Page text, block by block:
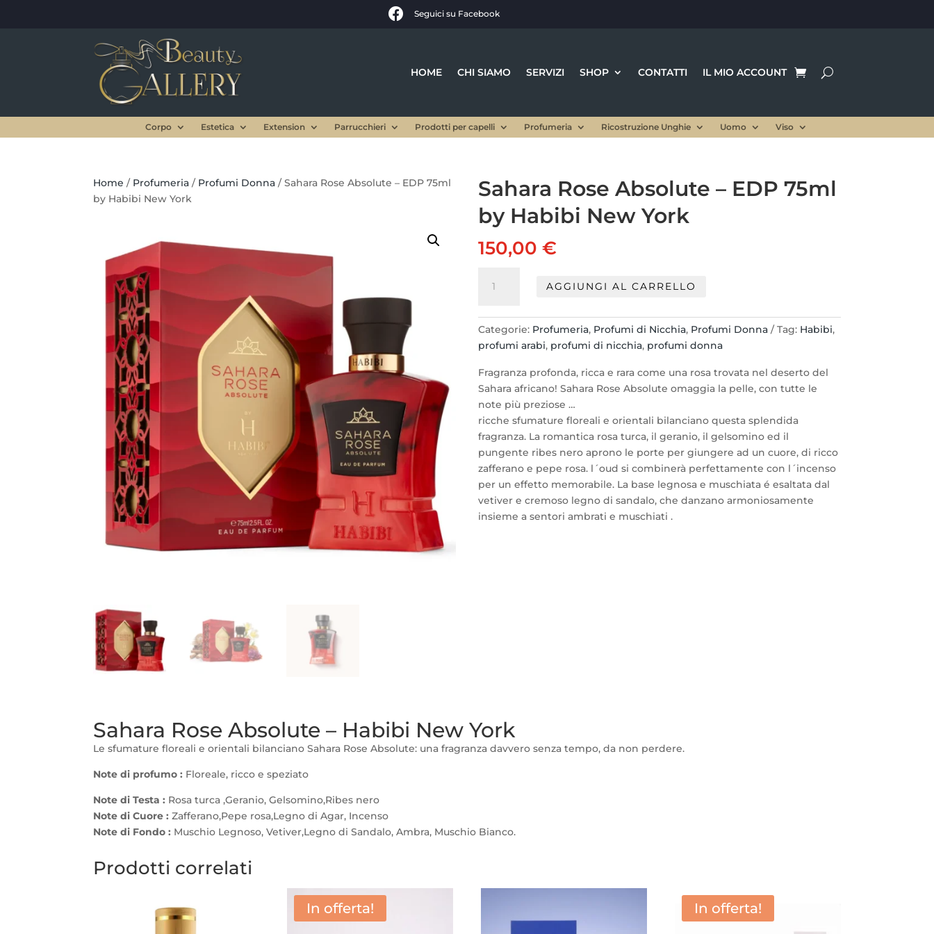
 Seguici su Facebook
HOME CHI SIAMO SERVIZI SHOP CONTATTI IL MIO ACCOUNT
Corpo Estetica Extension Parrucchieri Prodotti per capelli Profumeria Ricostruzione Unghie Uomo Viso
Home / Profumeria / Profumi Donna / Sahara Rose Absolute – EDP 75ml
by Habibi New York
Sahara Rose Absolute – EDP 75ml
by Habibi New York
150,00€
Rose
EDP
75ml
by
Habibi
New
York
quantità
AGGIUNGI AL CARRELLO
Categorie: Profumeria, Profumi di Nicchia, Profumi Donna Tag: Habibi,
profumi arabi, profumi di nicchia, profumi donna
Fragranza profonda, ricca e rara come una rosa trovata nel deserto del
Sahara africano! Sahara Rose Absolute omaggia la pelle, con tutte le
note più preziose …
ricche sfumature floreali e orientali bilanciano questa splendida
fragranza. La romantica rosa turca, il geranio, il gelsomino ed il
pungente ribes nero aprono le porte per giungere ad un cuore, di ricco
zafferano e pepe rosa. l´oud si combinerà perfettamente con l´incenso
per un effetto memorabile. La base legnosa e muschiata é esaltata dal
vetiver e cremoso legno di sandalo, che danzano armoniosamente
insieme a sentori ambrati e muschiati .
Sahara Rose Absolute – Habibi New York
Le sfumature floreali e orientali bilanciano Sahara Rose Absolute: una fragranza davvero senza tempo, da non perdere.
Note di profumo : Floreale, ricco e speziato
Note di Testa : Rosa turca ,Geranio, Gelsomino,Ribes nero
Note di Cuore : Zafferano,Pepe rosa,Legno di Agar, Incenso
Note di Fondo : Muschio Legnoso, Vetiver,Legno di Sandalo, Ambra, Muschio Bianco.
Prodotti correlati
In offerta! In offerta!